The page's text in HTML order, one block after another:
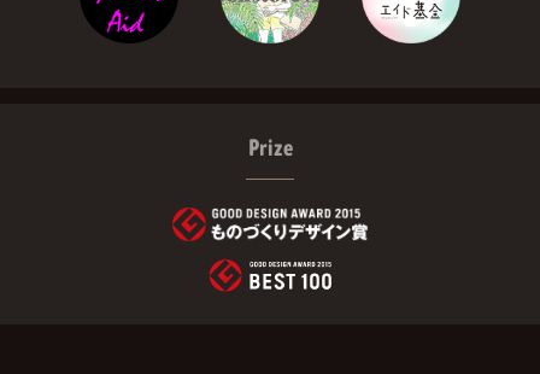
Prize